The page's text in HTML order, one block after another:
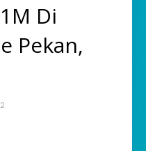
Di
Pekan,